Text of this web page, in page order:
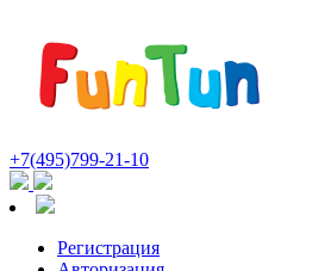
+7(495)799-21-10
Регистрация